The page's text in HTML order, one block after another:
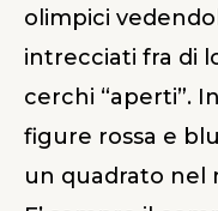
olimpici
intrecciati fra di
cerchi “aperti”.
figure rossa e
un quadrato nel